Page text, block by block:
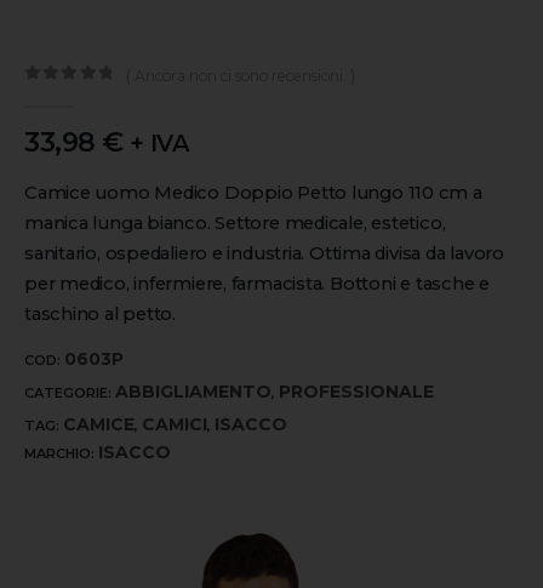
33,98 € + IVA
Camice uomo Medico Doppio Petto lungo 110 cm a
manica lunga bianco. Settore medicale, estetico,
sanitario, ospedaliero e industria. Ottima divisa da lavoro
per medico, infermiere, farmacista. Bottoni e tasche e
taschino al petto.
COD: 0603P
CATEGORIE: ABBIGLIAMENTO, PROFESSIONALE
TAG: CAMICE, CAMICI, ISACCO
MARCHIO: ISACCO